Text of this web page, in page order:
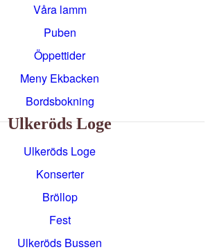
Våra lamm
Puben
Öppettider
Meny Ekbacken
Bordsbokning
Ulkeröds Loge
Ulkeröds Loge
Konserter
Bröllop
Fest
Ulkeröds Bussen